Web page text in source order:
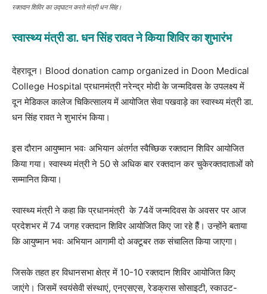
रक्तदान शिविर का उद्घाटन करते मंत्री धन सिंह।
स्वास्थ्य मंत्री डा. धन सिंह रावत ने किया शिविर का शुभारंभ
देहरादून। Blood donation camp organized in Doon Medical
College Hospital प्रधानमंत्री नरेन्द्र मोदी के जन्मदिवस के उपलक्ष्य में
दून मेडिकल कालेज चिकित्सालय में आयोजित सेवा पखवाड़े का स्वास्थ्य मंत्री डा.
धन सिंह रावत ने शुभारंभ किया।
इस दौरान आयुष्मान भवः अभियान अंतर्गत स्वैच्छिक रक्तदान शिविर आयोजित
किया गया। स्वास्थ्य मंत्री ने 50 से अधिक बार रक्तदान कर चुकेरक्तदाताओं को
सम्मानित किया।
स्वास्थ्य मंत्री ने कहा कि प्रधानमंत्री के 74वें जन्मदिवस के अवसर पर आज
प्रदेशभर में 74 जगह रक्तदान शिविर आयोजित किए जा रहे हैैं। उन्होंने बताया
कि आयुष्मान भवः अभियान आगामी दो अक्टूबर तक संचालित किया जाएगा।
जिसके तहत हर विधानसभा क्षेत्र में 10-10 रक्तदान शिविर आयोजित किए
जाएंगे। जिसमें स्वयंसेवी संस्थाएं, एनएसएस, रेडक्रास सोसाइटी, स्काउट-